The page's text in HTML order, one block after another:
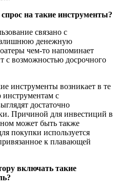
на такие инструменты?
связано с
денежную
чем-то напоминает
с возможностью досрочного
инструменты возникает в те
инструментам с
достаточно
Причиной для инвестиций в
может быть также
покупки используется
к плавающей
включать такие